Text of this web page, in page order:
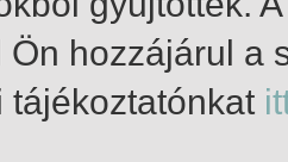
Ön hozzájárul a
tájékoztatónkat